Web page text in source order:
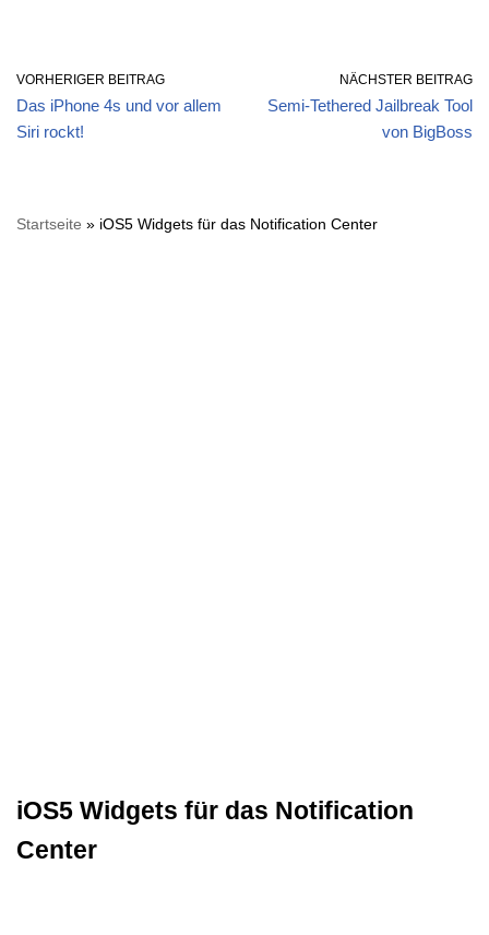
VORHERIGER BEITRAG
Das iPhone 4s und vor allem
Siri rockt!
NÄCHSTER BEITRAG
Semi-Tethered Jailbreak Tool
von BigBoss
Startseite » iOS5 Widgets für das Notification Center
iOS5 Widgets für das Notification
Center